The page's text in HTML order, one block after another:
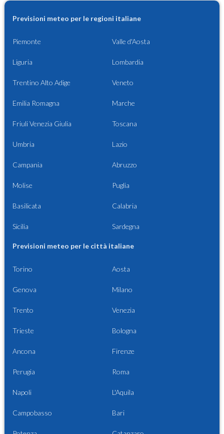
Previsioni meteo per le regioni italiane
Piemonte Valle d'Aosta
Liguria Lombardia
Trentino Alto Adige Veneto
Emilia Romagna Marche
Friuli Venezia Giulia Toscana
Umbria Lazio
Campania Abruzzo
Molise Puglia
Basilicata Calabria
Sicilia Sardegna
Previsioni meteo per le città italiane
Torino Aosta
Genova Milano
Trento Venezia
Trieste Bologna
Ancona Firenze
Perugia Roma
Napoli L'Aquila
Campobasso Bari